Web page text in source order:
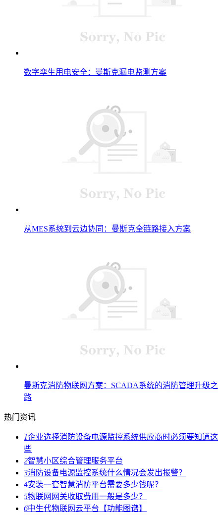
数字孪生用电安全：曼斯克漏电监测方案
从MES系统到云边协同：曼斯克全链路接入方案
曼斯克消防物联网方案：SCADA系统的消防管理升级之
路
热门资讯
1企业选择消防设备电源监控系统供应商时必须要知道这
些
2智慧小区综合管理服务平台
3消防设备电源监控系统什么情况会发出报警？
4安装一套智慧消防平台需要多少钱呢？
5物联网网关收取费用一般是多少？
6中生代物联网云平台【功能图谱】